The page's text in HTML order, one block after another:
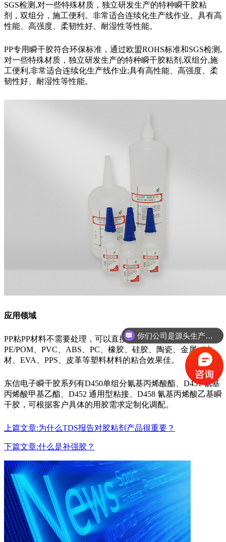
SGS检测,对一些特殊材质，独立研发生产的特种瞬干胶粘
剂，双组分，施工便利。非常适合连续化生产线作业。具有高
性能、高强度、柔韧性好、耐湿性等性能。
PP专用瞬干胶符合环保标准，通过欧盟ROHS标准和SGS检测,
对一些特殊材质，独立研发生产的特种瞬干胶粘剂,双组分,施
工便利,非常适合连续化生产线作业;具有高性能、高强度、柔
韧性好、耐湿性等性能。
应用领域
PP粘PP材料不需要处理，可以直接粘接。广泛适用于PP、
PE/POM、PVC、ABS、PC、橡胶、硅胶、陶瓷、金属、木
材、EVA、PPS、皮革等塑料材料的粘合效果佳。
东信电子瞬干胶系列有D450单组分氰基丙烯酸酯、D451 氰基
丙烯酸甲基乙酯、D452 通用型粘接、D458 氰基丙烯酸乙基瞬
干胶，可根据客户具体的用胶需求定制化调配。
上篇文章:为什么TDS报告对胶粘剂产品很重要？
下篇文章:什么是补强胶？
你们公司是源头生产工厂吗？